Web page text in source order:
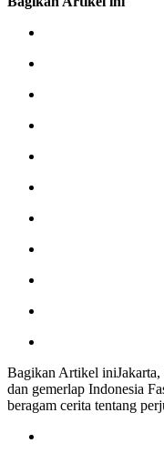
Bagikan Artikel
dan gemerlap Indonesia
beragam cerita tentang